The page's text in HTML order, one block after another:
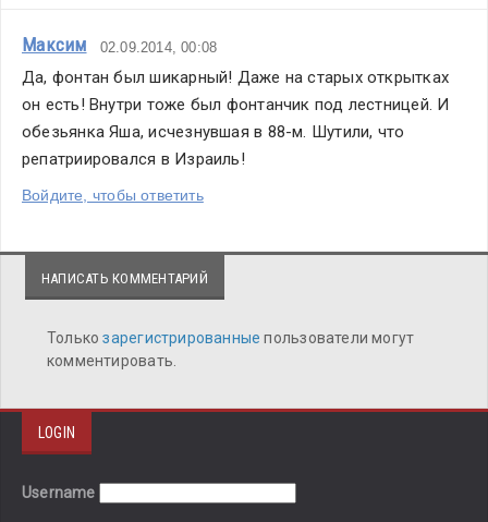
Максим 02.09.2014, 00:08
Да, фонтан был шикарный! Даже на старых открытках
он есть! Внутри тоже был фонтанчик под лестницей. И
обезьянка Яша, исчезнувшая в 88-м. Шутили, что
репатриировался в Израиль!
Войдите, чтобы ответить
НАПИСАТЬ КОММЕНТАРИЙ
Толькозарегистрированныепользователи могут
комментировать.
LOGIN
Username